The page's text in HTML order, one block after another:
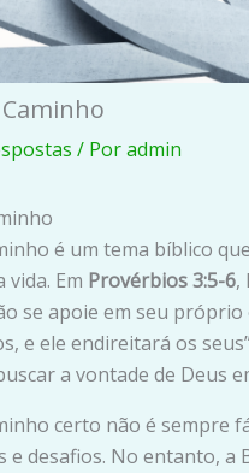
/ Poradmin
é um tema bíblico
Em Provérbios 3:5-6,
se apoie em seu
e ele endireitará os
a vontade de Deus
certo não é sempre
e desafios. No entanto, a